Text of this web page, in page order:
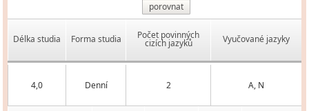
porovnat
Délka studia Forma studia Počet povinných
cizích jazyků Vyučované jazyky
4,0 Denní 2 A, N